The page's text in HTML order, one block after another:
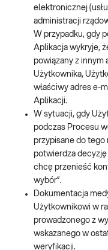
elektronicznej
administracji
W przypadku, gdy
Aplikacja wykryje,
powiązany z innym
Użytkownika,
właściwy adres
Aplikacji.
W sytuacji, gdy
podczas Procesu
przypisane do tego
potwierdza decyzję
chcę przenieść
wybór”.
Dokumentacja
Użytkownikowi w
prowadzonego z
wskazanego w
weryfikacji.